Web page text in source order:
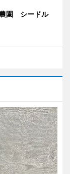
農園 シードル